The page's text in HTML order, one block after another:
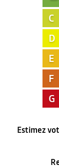
C
D
E
F
G
Estimez